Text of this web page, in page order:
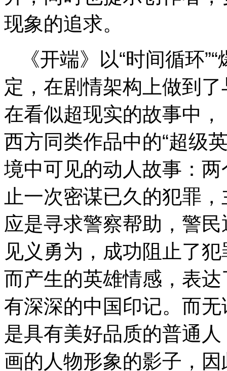
现象的追求。
《开端》以“时间循环
定，在剧情架构上做到
在看似超现实的故事中
西方同类作品中的“超级
境中可见的动人故事：两
止一次密谋已久的犯罪
应是寻求警察帮助，警
见义勇为，成功阻止了
而产生的英雄情感，表
有深深的中国印记。而
是具有美好品质的普通
画的人物形象的影子，